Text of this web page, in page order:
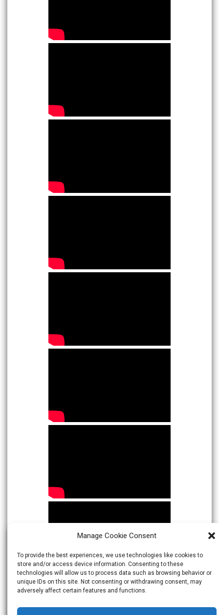
Manage Cookie Consent
To provide the best experiences, we use technologies like cookies to
store and/or access device information. Consenting to these
technologies will allow us to process data such as browsing behavior or
unique IDs on this site. Not consenting or withdrawing consent, may
adversely affect certain features and functions.